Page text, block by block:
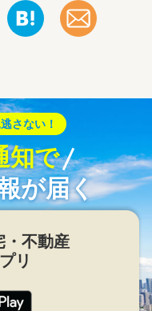
さない！
知で
が届く
・不動産
リ